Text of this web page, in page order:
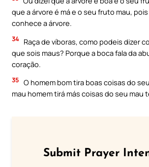
que a árvore é má e o seu fruto mau,
conhece a árvore.
34 Raça de víboras, como podeis dizer
que sois maus? Porque a boca fala da
coração.
35 O homem bom tira boas coisas do
mau homem tirá más coisas do seu mau
Submit Prayer